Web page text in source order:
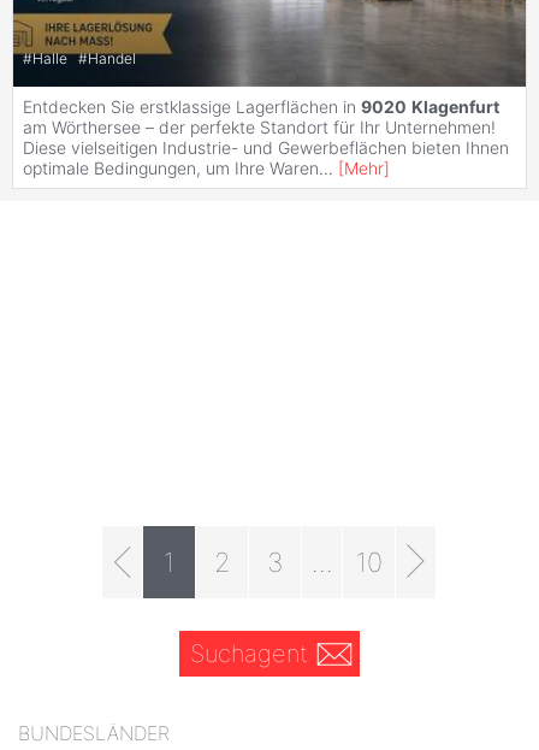
#Halle #Handel
Entdecken Sie erstklassige Lagerflächen in 9020 Klagenfurt
am Wörthersee – der perfekte Standort für Ihr Unternehmen!
Diese vielseitigen Industrie- und Gewerbeflächen bieten Ihnen
optimale Bedingungen, um Ihre Waren... [Mehr]
1 2 3 10
Suchagent
BUNDESLÄNDER